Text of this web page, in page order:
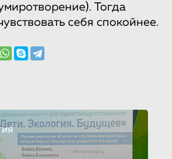
Тогда
себя спокойнее.